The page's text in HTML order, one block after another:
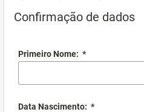
Confirmação de dados
Primeiro Nome: *
Data Nascimento: *